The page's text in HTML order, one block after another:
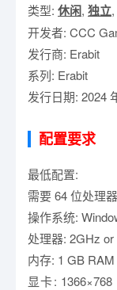
类型: 休闲, 独立,
开发者: CCC
发行商: Erabit
系列: Erabit
发行日期: 2024
配置要求
最低配置:
需要 64 位处理
操作系统:
处理器: 2GHz or
内存: 1 GB RAM
显卡: 1366×768